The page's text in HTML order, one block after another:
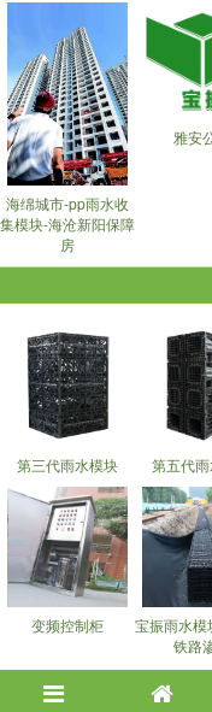
海绵城市-pp雨水收
集模块-海沧新阳保障
房
雅安
第三代雨水模块 第五代
变频控制柜
宝振雨水模
铁路